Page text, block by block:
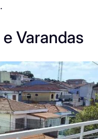
Varandas